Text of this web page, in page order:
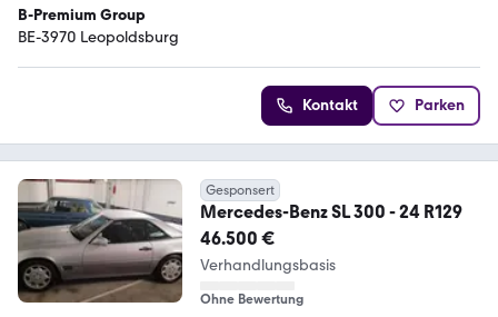
B-Premium Group
BE-3970 Leopoldsburg
Kontakt Parken
Gesponsert
Mercedes-Benz SL 300 - 24 R129
46.500 €
Verhandlungsbasis
Ohne Bewertung